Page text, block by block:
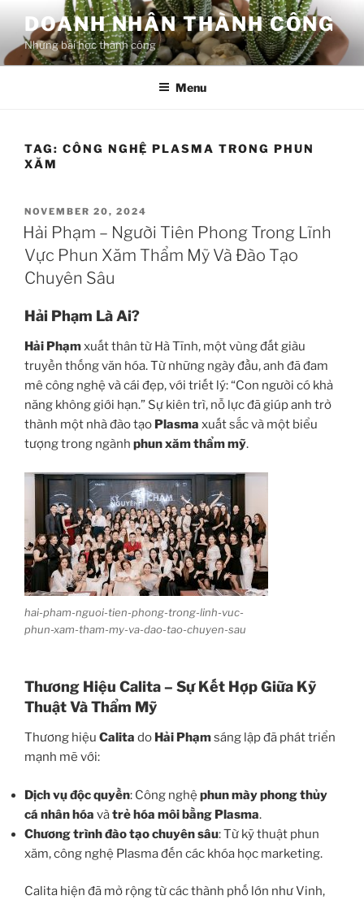
content
DOANH NHÂN THÀNH CÔNG
Những bài học thành công
Menu
TAG: CÔNG NGHỆ PLASMA TRONG PHUN
XĂM
POSTED
ON
NOVEMBER 20, 2024
Hải Phạm – Người Tiên Phong Trong Lĩnh
Vực Phun Xăm Thẩm Mỹ Và Đào Tạo
Chuyên Sâu
Hải Phạm Là Ai?
Hải Phạmxuất thân từ Hà Tĩnh, một vùng đất giàu
truyền thống văn hóa. Từ những ngày đầu, anh đã đam
mê công nghệ và cái đẹp, với triết lý: “Con người có khả
năng không giới hạn.” Sự kiên trì, nỗ lực đã giúp anh trở
thành một nhà đào tạo Plasma xuất sắc và một biểu
tượng trong ngành phun xăm thẩm mỹ.
hai-pham-nguoi-tien-phong-trong-linh-vuc-
phun-xam-tham-my-va-dao-tao-chuyen-sau
Thương Hiệu Calita – Sự Kết Hợp Giữa Kỹ
Thuật Và Thẩm Mỹ
Thương hiệu Calita do Hải Phạmsáng lập đã phát triển
mạnh mẽ với:
Dịch vụ độc quyền: Công nghệ phun mày phong thủy
cá nhân hóa vàtrẻ hóa môi bằng Plasma.
Chương trình đào tạo chuyên sâu: Từ kỹ thuật phun
xăm, công nghệ Plasma đến các khóa học marketing.
Calita hiện đã mở rộng từ các thành phố lớn như Vinh,